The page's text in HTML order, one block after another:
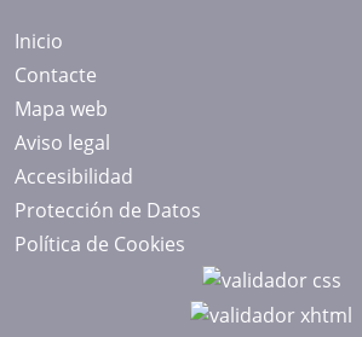
Inicio
Contacte
Mapa web
Aviso legal
Accesibilidad
Protección de Datos
Política de Cookies